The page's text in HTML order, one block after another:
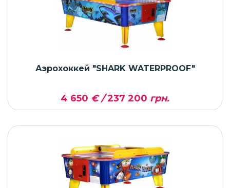
Аэрохоккей "SHARK WATERPROOF"
4 650 € /237 200 грн.